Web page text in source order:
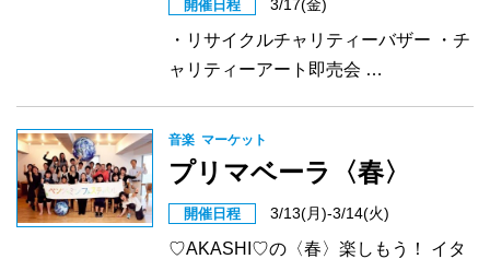
開催日程 3/17(金)
・リサイクルチャリティーバザー ・チ
ャリティーアート即売会 …
音楽 マーケット
プリマベーラ〈春〉
開催日程 3/13(月)-3/14(火)
♡AKASHI♡の〈春〉楽しもう！ イタ